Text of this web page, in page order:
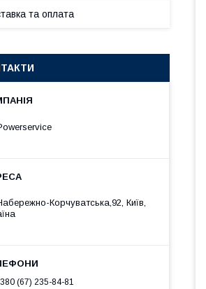
та оплата
Корчуватська,92, Київ,
(67) 235-84-81